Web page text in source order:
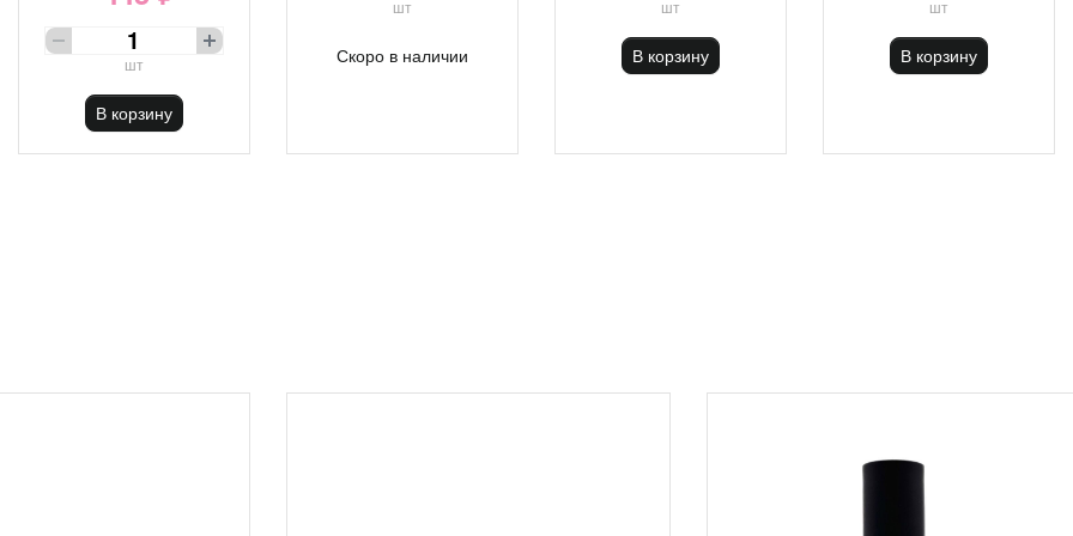
шт
В корзину
шт
Скоро в наличии
шт
В корзину
шт
В корзину